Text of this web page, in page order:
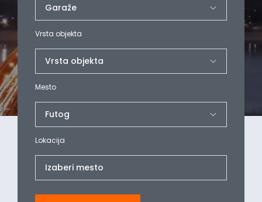
Vrsta objekta
Mesto
Lokacija
Izaberi mesto